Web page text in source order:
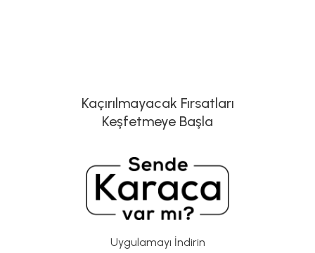
Kaçırılmayacak Fırsatları
Keşfetmeye Başla
Uygulamayı İndirin